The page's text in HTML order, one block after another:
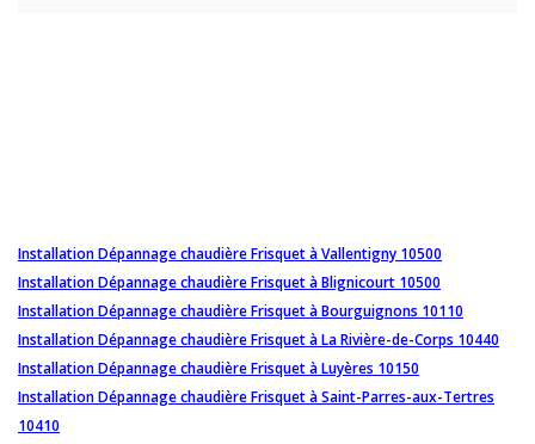
Installation Dépannage chaudière Frisquet à Vallentigny 10500
Installation Dépannage chaudière Frisquet à Blignicourt 10500
Installation Dépannage chaudière Frisquet à Bourguignons 10110
Installation Dépannage chaudière Frisquet à La Rivière-de-Corps 10440
Installation Dépannage chaudière Frisquet à Luyères 10150
Installation Dépannage chaudière Frisquet à Saint-Parres-aux-Tertres
10410